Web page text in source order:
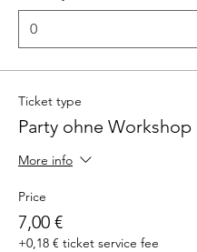
Ticket type
Party ohne Workshop
More info
Price
7,00 €
+0,18 € ticket service fee